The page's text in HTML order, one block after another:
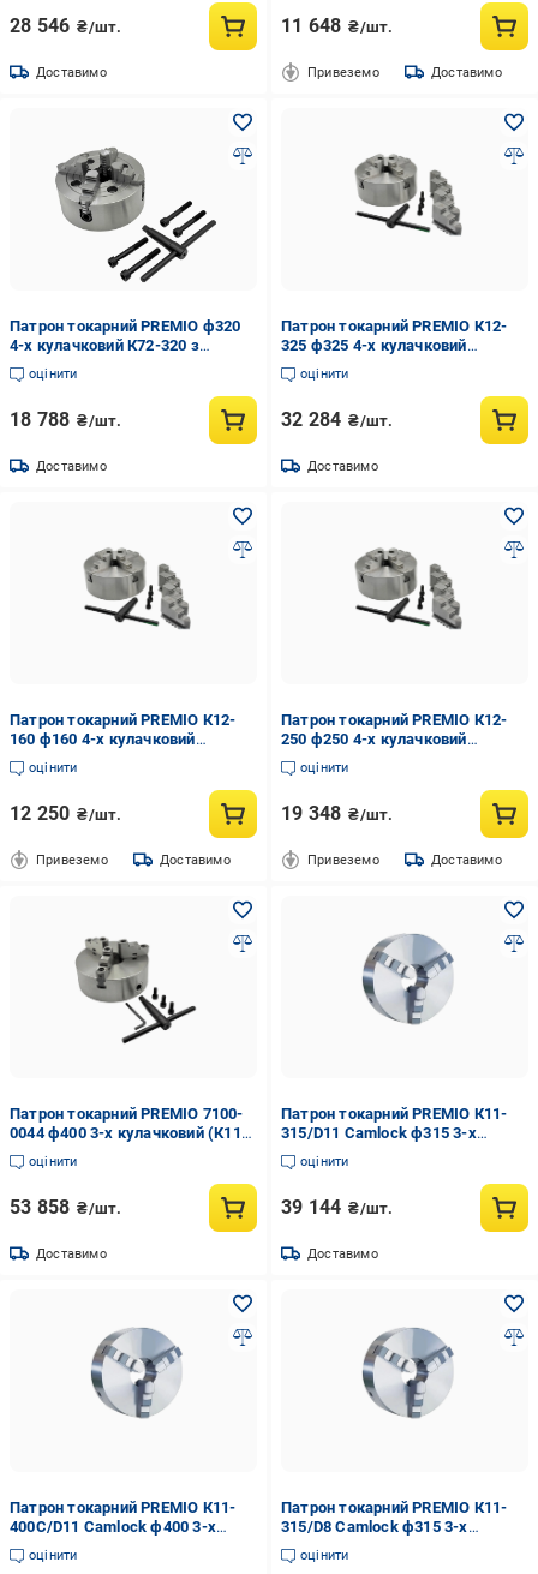
28 546 ₴/шт.
Доставимо
11 648 ₴/шт.
Привеземо Доставимо
Патрон токарний PREMIO ф320
4-х кулачковий К72-320 з
незалежним переміщенням
кулачків (055147)
оцінити
18 788 ₴/шт.
Доставимо
Патрон токарний PREMIO К12-
325 ф325 4-х кулачковий
(34581631)
оцінити
32 284 ₴/шт.
Доставимо
Патрон токарний PREMIO К12-
160 ф160 4-х кулачковий
(34581633)
оцінити
12 250 ₴/шт.
Привеземо Доставимо
Патрон токарний PREMIO К12-
250 ф250 4-х кулачковий
(34581634)
оцінити
19 348 ₴/шт.
Привеземо Доставимо
Патрон токарний PREMIO 7100-
0044 ф400 3-х кулачковий (К11-
400С/С8)
оцінити
53 858 ₴/шт.
Доставимо
Патрон токарний PREMIO К11-
315/D11 Camlock ф315 3-х
кулачковий (34553387)
оцінити
39 144 ₴/шт.
Доставимо
Патрон токарний PREMIO К11-
400С/D11 Camlock ф400 3-х
кулачковий (34553388)
оцінити
Патрон токарний PREMIO К11-
315/D8 Camlock ф315 3-х
кулачковий (34553391)
оцінити